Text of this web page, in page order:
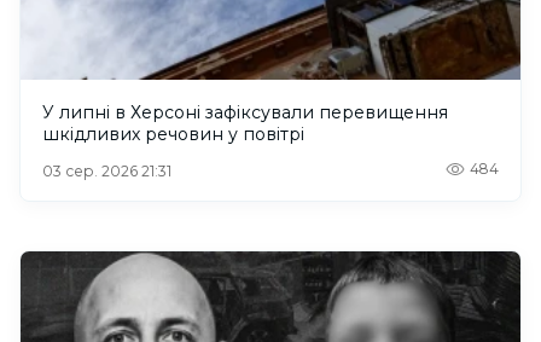
У липні в Херсоні зафіксували перевищення
шкідливих речовин у повітрі
03 сер. 2026 21:31 484